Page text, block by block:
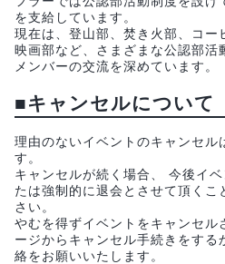
を支給しています。
現在は、登山部、焚き火部、コー
映画部など、さまざまな公認部活
メンバーの交流を深めています。
■キャンセルについて
理由のないイベントのキャンセル
す。
キャンセルが続く場合、 今後イ
たは強制的に退会とさせて頂くこ
さい。
やむを得ずイベントをキャンセル
ージからキャンセル手続きをする
絡をお願いいたします。